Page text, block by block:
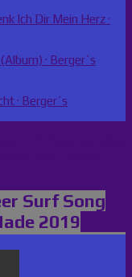
Ich Dir Mein Herz ·
· Berger´s
· Berger´s
Surf Song
2019